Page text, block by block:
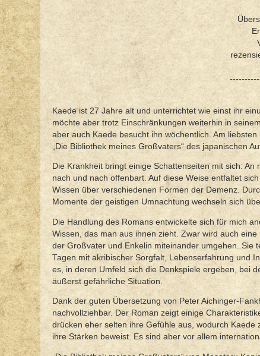
Kaede ist 27 Jahre alt und unterrichtet wie einst ihr
möchte aber trotz Einschränkungen weiterhin in
aber auch Kaede besucht ihn wöchentlich. Am
„Die Bibliothek meines Großvaters“ des japanischen
Die Krankheit bringt einige Schattenseiten mit sich:
nach und nach offenbart. Auf diese Weise entfaltet
Wissen über verschiedenen Formen der Demenz.
Momente der geistigen Umnachtung wechseln sich
Die Handlung des Romans entwickelte sich für mich
Wissen, das man aus ihnen zieht. Zwar wird auch
der Großvater und Enkelin miteinander umgehen. Sie
Tagen mit akribischer Sorgfalt, Lebenserfahrung und
es, in deren Umfeld sich die Denkspiele ergeben, bei
äußerst gefährliche Situation.
Dank der guten Übersetzung von Peter Aichinger-
nachvollziehbar. Der Roman zeigt einige
drücken eher selten ihre Gefühle aus, wodurch
ihre Stärken beweist. Es sind aber vor allem